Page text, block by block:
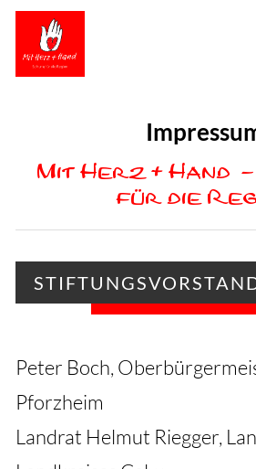
TREUHANDSTIFTUNGEN
SPENDEN
KONTAKT
HOME
Niemand ist
anderen die
leichter macht.
Mit Herz + Hand
für die
Peter Boch,
Pforzheim
Landrat Helmut Riegger,